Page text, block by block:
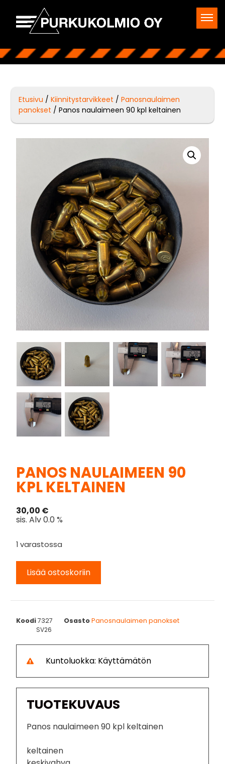
Etusivu /Kiinnitystarvikkeet /Panosnaulaimen
panokset / Panos naulaimeen 90 kpl keltainen
PANOS NAULAIMEEN 90
KPL KELTAINEN
30,00 €
sis. Alv 0.0 %
1 varastossa
Lisää ostoskoriin
Koodi7327 OsastoPanosnaulaimen panokset
SV26
Kuntoluokka: Käyttämätön
TUOTEKUVAUS
Panos naulaimeen 90 kpl keltainen
keltainen